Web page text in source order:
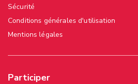
Sécurité
Conditions générales d'utilisation
Mentions légales
Participer